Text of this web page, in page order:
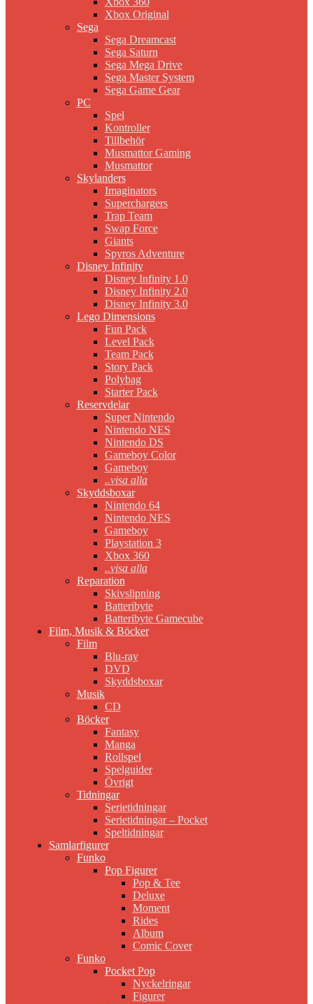
Xbox Original
Sega
Sega Dreamcast
Sega Saturn
Sega Mega Drive
Sega Master System
Sega Game Gear
PC
Spel
Kontroller
Tillbehör
Musmattor Gaming
Musmattor
Skylanders
Imaginators
Superchargers
Trap Team
Swap Force
Giants
Spyros Adventure
Disney Infinity
Disney Infinity 1.0
Disney Infinity 2.0
Disney Infinity 3.0
Lego Dimensions
Fun Pack
Level Pack
Team Pack
Story Pack
Polybag
Starter Pack
Reservdelar
Super Nintendo
Nintendo NES
Nintendo DS
Gameboy Color
Gameboy
..visa alla
Skyddsboxar
Nintendo 64
Nintendo NES
Gameboy
Playstation 3
Xbox 360
..visa alla
Reparation
Skivslipning
Batteribyte
Batteribyte Gamecube
Film, Musik & Böcker
Film
Blu-ray
DVD
Skyddsboxar
Musik
CD
Böcker
Fantasy
Manga
Rollspel
Spelguider
Övrigt
Tidningar
Serietidningar
Serietidningar – Pocket
Speltidningar
Samlarfigurer
Funko
Pop Figurer
Pop & Tee
Deluxe
Moment
Rides
Album
Comic Cover
Funko
Pocket Pop
Nyckelringar
Figurer